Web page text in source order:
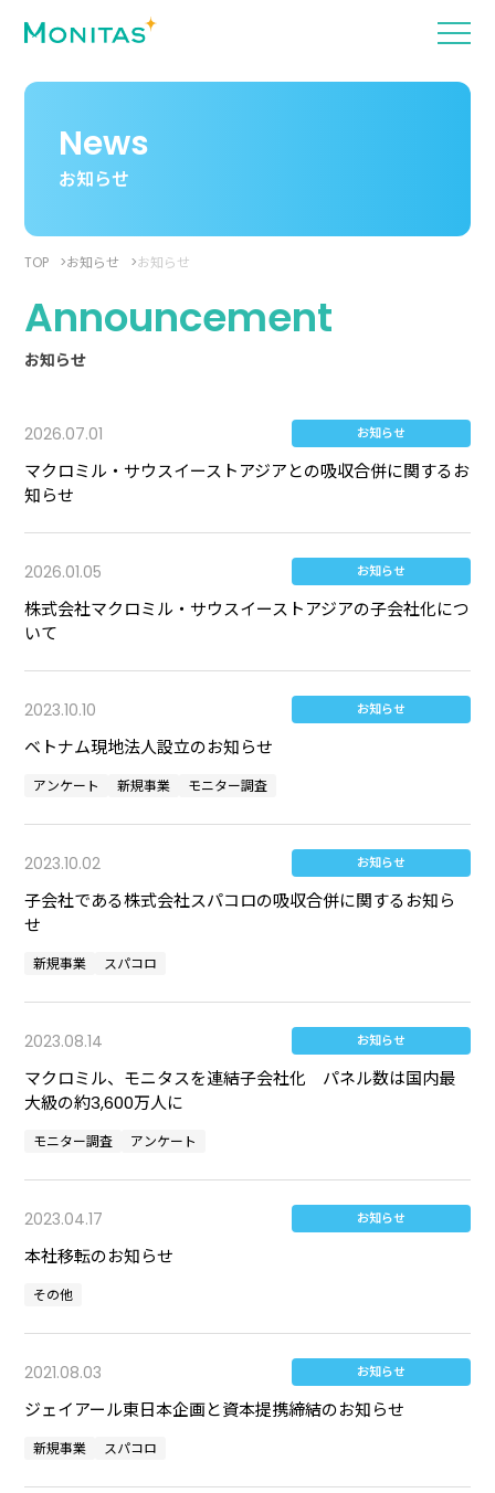
News
お知らせ
TOP お知らせ お知らせ
Announcement
お知らせ
2026.07.01 お知らせ
マクロミル・サウスイーストアジアとの吸収合併に関するお
知らせ
2026.01.05 お知らせ
株式会社マクロミル・サウスイーストアジアの子会社化につ
いて
2023.10.10 お知らせ
ベトナム現地法人設立のお知らせ
アンケート 新規事業 モニター調査
2023.10.02 お知らせ
子会社である株式会社スパコロの吸収合併に関するお知ら
せ
新規事業 スパコロ
2023.08.14 お知らせ
マクロミル、モニタスを連結子会社化 パネル数は国内最
大級の約3,600万人に
モニター調査 アンケート
2023.04.17 お知らせ
本社移転のお知らせ
その他
2021.08.03 お知らせ
ジェイアール東日本企画と資本提携締結のお知らせ
新規事業 スパコロ